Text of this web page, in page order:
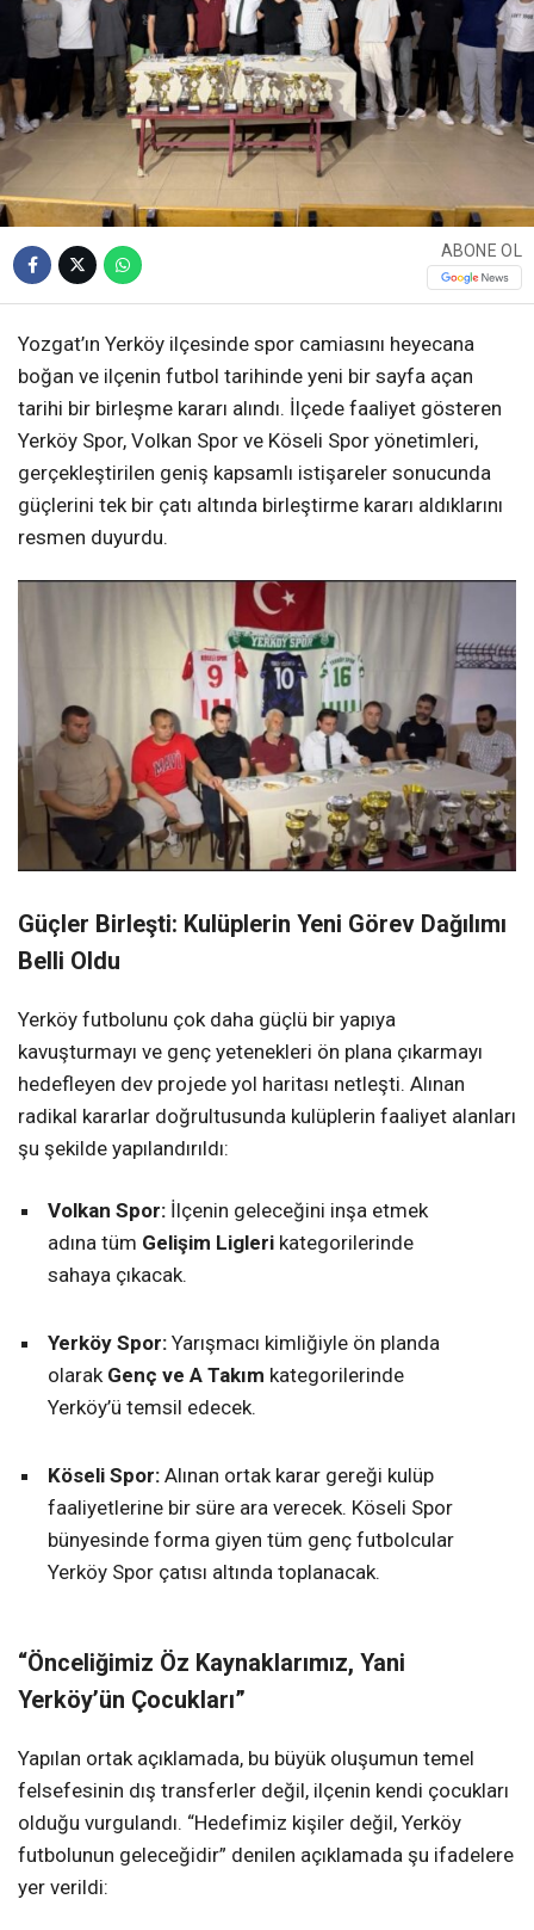
ABONE OL
Yozgat’ın Yerköy ilçesinde spor camiasını heyecana
boğan ve ilçenin futbol tarihinde yeni bir sayfa açan
tarihi bir birleşme kararı alındı. İlçede faaliyet gösteren
Yerköy Spor, Volkan Spor ve Köseli Spor yönetimleri,
gerçekleştirilen geniş kapsamlı istişareler sonucunda
güçlerini tek bir çatı altında birleştirme kararı aldıklarını
resmen duyurdu.
Güçler Birleşti: Kulüplerin Yeni Görev Dağılımı
Belli Oldu
Yerköy futbolunu çok daha güçlü bir yapıya
kavuşturmayı ve genç yetenekleri ön plana çıkarmayı
hedefleyen dev projede yol haritası netleşti. Alınan
radikal kararlar doğrultusunda kulüplerin faaliyet alanları
şu şekilde yapılandırıldı:
Volkan Spor: İlçenin geleceğini inşa etmek
adına tüm Gelişim Ligleri kategorilerinde
sahaya çıkacak.
Yerköy Spor: Yarışmacı kimliğiyle ön planda
olarak Genç ve A Takım kategorilerinde
Yerköy’ü temsil edecek.
Köseli Spor: Alınan ortak karar gereği kulüp
faaliyetlerine bir süre ara verecek. Köseli Spor
bünyesinde forma giyen tüm genç futbolcular
Yerköy Spor çatısı altında toplanacak.
“Önceliğimiz Öz Kaynaklarımız, Yani
Yerköy’ün Çocukları”
Yapılan ortak açıklamada, bu büyük oluşumun temel
felsefesinin dış transferler değil, ilçenin kendi çocukları
olduğu vurgulandı. “Hedefimiz kişiler değil, Yerköy
futbolunun geleceğidir” denilen açıklamada şu ifadelere
yer verildi: